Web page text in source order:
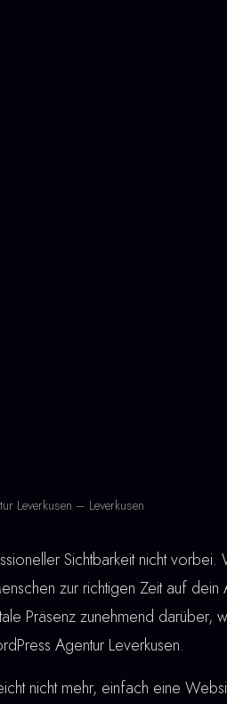
Leverkusen – Leverkusen
Sichtbarkeit nicht vorbei.
zur richtigen Zeit auf
Präsenz zunehmend darüber,
Agentur Leverkusen.
nicht mehr, einfach eine